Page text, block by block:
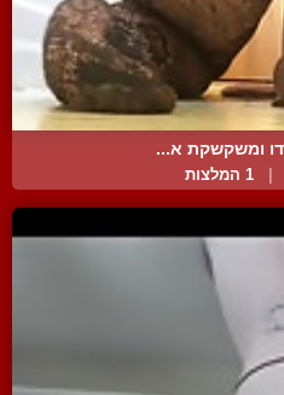
ומשקשקת א...
1 המלצות